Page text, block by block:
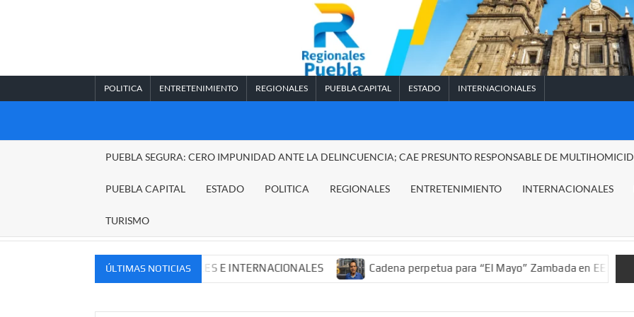
POLITICA ENTRETENIMIENTO REGIONALES PUEBLA CAPITAL ESTADO INTERNACIONALES
REGIONALES
PUEBLA SEGURA: CERO IMPUNIDAD ANTE LA DELINCUENCIA; CAE PRESUNTO RESPONSABLE DE
PUEBLA CAPITAL ESTADO POLITICA REGIONALES ENTRETENIMIENTO INTERNACIONALES
TURISMO
ÚLTIMAS NOTICIAS
MERCADOS NACIONALES E INTERNACIONALES Cadena perpetua para “El Mayo” Zambada en EE.UU.; ordenan